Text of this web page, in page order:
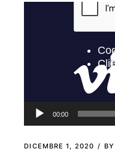
00:00
DICEMBRE 1, 2020 BY